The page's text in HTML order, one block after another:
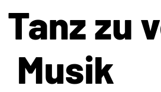
zu
Musik